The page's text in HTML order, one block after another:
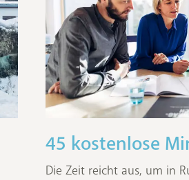
45 kostenlose
Die Zeit reicht aus, um in